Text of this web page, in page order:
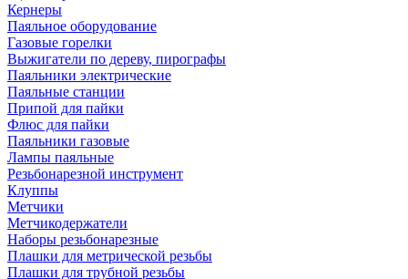
Кернеры
Паяльное оборудование
Газовые горелки
Выжигатели по дереву, пирографы
Паяльники электрические
Паяльные станции
Припой для пайки
Флюс для пайки
Паяльники газовые
Лампы паяльные
Резьбонарезной инструмент
Клуппы
Метчики
Метчикодержатели
Наборы резьбонарезные
Плашки для метрической резьбы
Плашки для трубной резьбы